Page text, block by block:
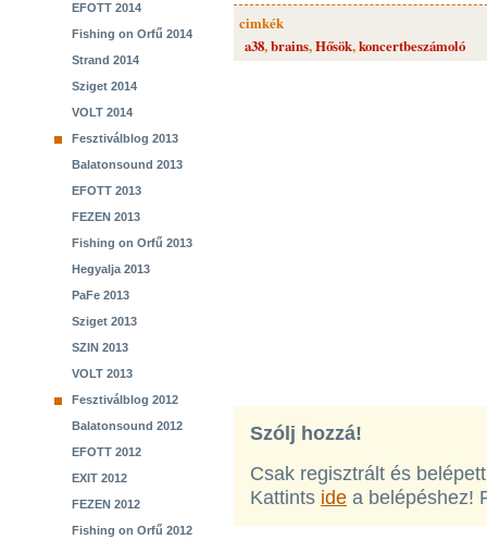
EFOTT 2014
Fishing on Orfű 2014
Strand 2014
Sziget 2014
VOLT 2014
Fesztiválblog 2013
Balatonsound 2013
EFOTT 2013
FEZEN 2013
Fishing on Orfű 2013
Hegyalja 2013
PaFe 2013
Sziget 2013
SZIN 2013
VOLT 2013
Fesztiválblog 2012
Balatonsound 2012
EFOTT 2012
EXIT 2012
FEZEN 2012
Fishing on Orfű 2012
cimkék
a38,brains,Hősök,koncertbeszámoló
Szólj hozzá!
Csak regisztrált és
Kattints ide a belépéshez!